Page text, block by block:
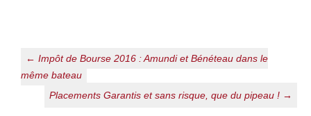
Navigation
des
articles
← Impôt de Bourse 2016 : Amundi et Bénéteau dans le
même bateau
Placements Garantis et sans risque, que du pipeau ! →